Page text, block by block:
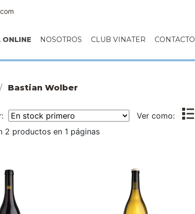
ONLINE NOSOTROS CLUB VINATER CONTACTO
Bastian Wolber
Ver como:
2 productos en 1 páginas